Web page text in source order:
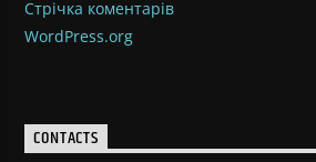
Стрічка коментарів
WordPress.org
CONTACTS